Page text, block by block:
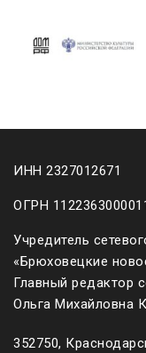
ИНН 2327012671
ОГРН
Учредитель
«Брюховецкие
Главный редактор
Ольга Михайловна
352750,